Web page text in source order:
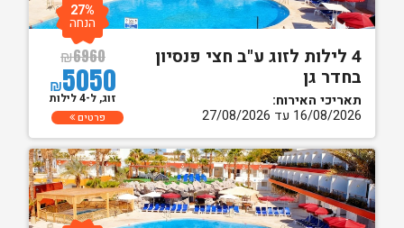
4 לילות לזוג ע"ב חצי פנסיון
בחדר גן
תאריכי האירוח:
16/08/2026 עד 27/08/2026
₪6960
₪5050
27%
הנחה
זוג, ל-4 לילות
פרטים